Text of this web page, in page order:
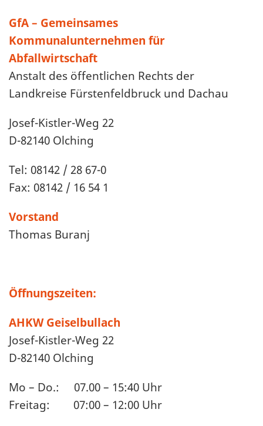
GfA – Gemeinsames
Kommunalunternehmen für
Abfallwirtschaft
Anstalt des öffentlichen Rechts der
Landkreise Fürstenfeldbruck und Dachau
Josef-Kistler-Weg 22
D-82140 Olching
Tel: 08142 / 28 67-0
Fax: 08142 / 16 54 1
Vorstand
Thomas Buranj
Öffnungszeiten:
AHKW Geiselbullach
Josef-Kistler-Weg 22
D-82140 Olching
Mo – Do.: 07.00 – 15:40 Uhr
Freitag: 07:00 – 12:00 Uhr